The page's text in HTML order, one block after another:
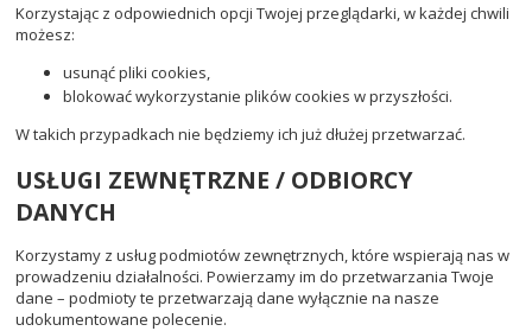
Korzystając z odpowiednich opcji Twojej przeglądarki, w każdej chwili
możesz:
usunąć pliki cookies,
blokować wykorzystanie plików cookies w przyszłości.
W takich przypadkach nie będziemy ich już dłużej przetwarzać.
USŁUGI ZEWNĘTRZNE / ODBIORCY
DANYCH
Korzystamy z usług podmiotów zewnętrznych, które wspierają nas w
prowadzeniu działalności. Powierzamy im do przetwarzania Twoje
dane – podmioty te przetwarzają dane wyłącznie na nasze
udokumentowane polecenie.